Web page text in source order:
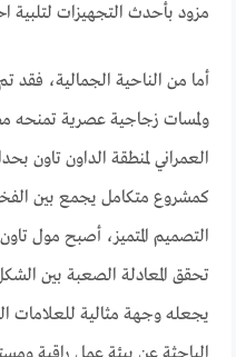
مزود بأحدث التجهيزات لتلبية
أما من الناحية الجمالية، فقد
ولمسات زجاجية عصرية تمنحه
العمراني لمنطقة الداون تاون
كمشروع متكامل يجمع بين
التصميم المتميز، أصبح مول
تحقق المعادلة الصعبة بين
يجعله وجهة مثالية للعلامات